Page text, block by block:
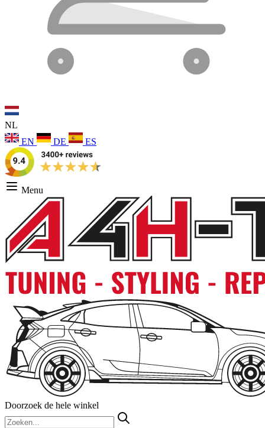
NL
EN
DE ES
Menu
Doorzoek de hele winkel